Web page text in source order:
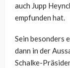
auch Jupp
empfunden hat.
Sein besonders
dann in der
Schalke-